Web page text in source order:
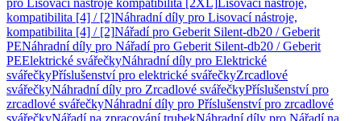
pro Lisovací nástroje kompatibilita [2XL]Lisovací nástroje,
kompatibilita [4] / [2]Náhradní díly pro Lisovací nástroje,
kompatibilita [4] / [2]Nářadí pro Geberit Silent-db20 / Geberit
PENáhradní díly pro Nářadí pro Geberit Silent-db20 / Geberit
PEElektrické svářečkyNáhradní díly pro Elektrické
svářečkyPříslušenství pro elektrické svářečkyZrcadlové
svářečkyNáhradní díly pro Zrcadlové svářečkyPříslušenství pro
zrcadlové svářečkyNáhradní díly pro Příslušenství pro zrcadlové
svářečkyNářadí na zpracování trubekNáhradní díly pro Nářadí na